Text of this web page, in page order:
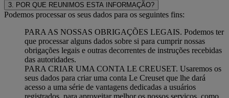
3. POR QUE REUNIMOS ESTA INFORMAÇÃO?
Podemos processar os seus dados para os seguintes fins:
PARA AS NOSSAS OBRIGAÇÕES LEGAIS. Podemos ter
que processar alguns dados sobre si para cumprir nossas
obrigações legais e outras decorrentes de instruções recebidas
das autoridades.
PARA CRIAR UMA CONTA LE CREUSET. Usaremos os
seus dados para criar uma conta Le Creuset que lhe dará
acesso a uma série de vantagens dedicadas a usuários